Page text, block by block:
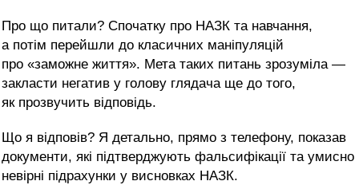
Про що питали? Спочатку про НАЗК та навчання,
а потім перейшли до класичних маніпуляцій
про «заможне життя». Мета таких питань зрозуміла —
закласти негатив у голову глядача ще до того,
як прозвучить відповідь.
Що я відповів? Я детально, прямо з телефону, показав
документи, які підтверджують фальсифікації та умисно
невірні підрахунки у висновках НАЗК.